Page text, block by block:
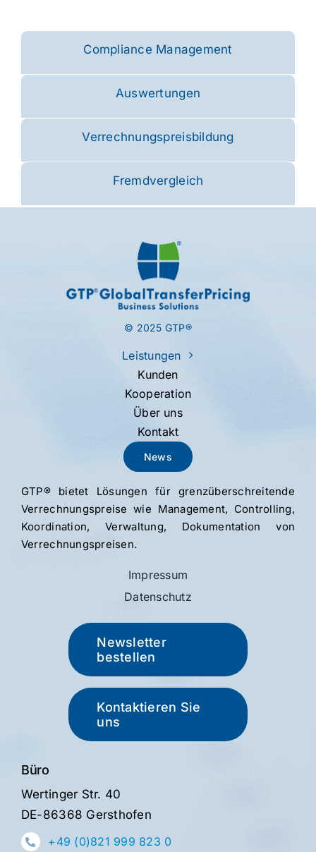
Compliance Management
Auswertungen
Verrechnungspreisbildung
Fremdvergleich
Newsletter
bestellen
Kontaktieren Sie
uns
© 2025 GTP®
Leistungen
Kunden
Kooperation
Über uns
Kontakt
News
GTP® bietet Lösungen für grenz­über­schreitende
Verrechnungs­preise wie Management, Control­ling,
Koordination, Verwaltung, Dokumentation von
Verrechnungs­preisen.
Impressum
Datenschutz
Büro
Wertinger Str. 40
DE-86368 Gersthofen
+49 (0)821 999 823 0